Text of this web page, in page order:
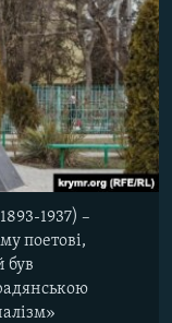
1937) –
поетові,
був